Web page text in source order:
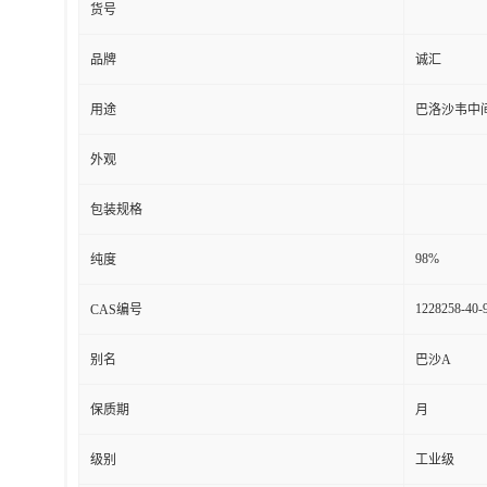
货号
品牌 诚汇
用途 巴洛沙韦中
外观
包装规格
纯度 98%
CAS编号 1228258-40-
别名 巴沙A
保质期 月
级别 工业级